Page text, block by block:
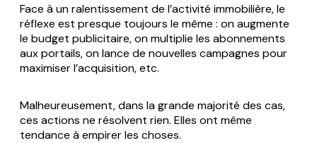
Face à un ralentissement de l’activité immobilière, le
réflexe est presque toujours le même : on augmente
le budget publicitaire, on multiplie les abonnements
aux portails, on lance de nouvelles campagnes pour
maximiser l’acquisition, etc.
Malheureusement, dans la grande majorité des cas,
ces actions ne résolvent rien. Elles ont même
tendance à empirer les choses.